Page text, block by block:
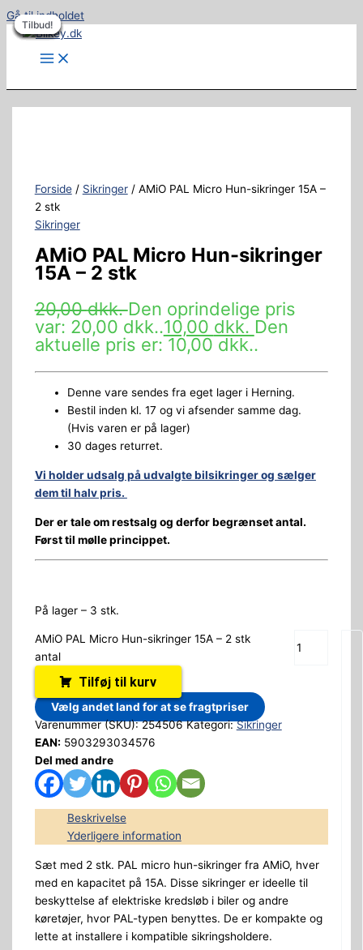
Gå til indholdet
Tilbud!
Forside/ Sikringer/ AMiO PAL Micro Hun-sikringer 15A –
2 stk
Sikringer
AMiO PAL Micro Hun-sikringer
15A – 2 stk
20,00dkk.Den oprindelige pris
var: 20,00 dkk..10,00 dkk. Den
aktuelle pris er: 10,00 dkk..
Denne vare sendes fra eget lager i Herning.
Bestil inden kl. 17 og vi afsender samme dag.
(Hvis varen er på lager)
30 dages returret.
Vi holder udsalg på udvalgte bilsikringer og sælger
dem til halv pris.
Der er tale om restsalg og derfor begrænset antal.
Først til mølle princippet.
På lager – 3 stk.
AMiO PAL Micro Hun-sikringer 15A – 2 stk
antal
Tilføj til kurv
Vælg andet land for at se fragtpriser
Varenummer (SKU):254506 Kategori:Sikringer
EAN: 5903293034576
Del med andre
Beskrivelse
Yderligere information
Sæt med 2 stk. PAL micro hun-sikringer fra AMiO, hver
med en kapacitet på 15A. Disse sikringer er ideelle til
beskyttelse af elektriske kredsløb i biler og andre
køretøjer, hvor PAL-typen benyttes. De er kompakte og
lette at installere i kompatible sikringsholdere.
Tilbud!
Tilbud!
Tilbud!
Tilbud!
Tilbud!
Tilbud!
Tilbud!
Tilbud!